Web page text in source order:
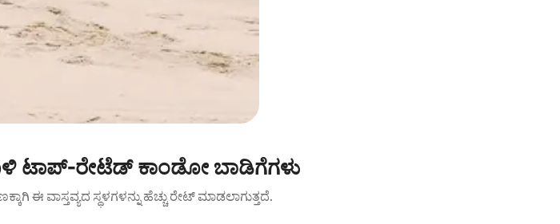
ಟಾಪ್-ರೇಟೆಡ್ ಕಾಂಡೋ ಬಾಡಿಗೆಗಳು
ಈ ವಾಸ್ತವ್ಯದ ಸ್ಥಳಗಳನ್ನು ಹೆಚ್ಚು ರೇಟ್ ಮಾಡಲಾಗುತ್ತದೆ.